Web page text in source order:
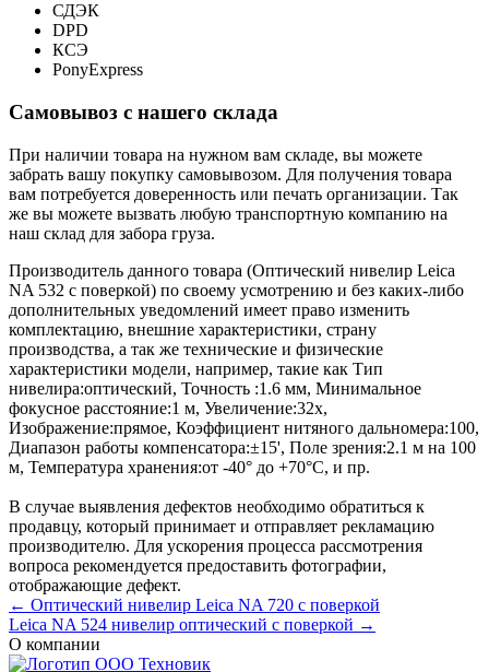
СДЭК
DPD
КСЭ
PonyExpress
Самовывоз с нашего склада
При наличии товара на нужном вам складе, вы можете
забрать вашу покупку самовывозом. Для получения товара
вам потребуется доверенность или печать организации. Так
же вы можете вызвать любую транспортную компанию на
наш склад для забора груза.
Производитель данного товара (Оптический нивелир Leica
NA 532 с поверкой) по своему усмотрению и без каких-либо
дополнительных уведомлений имеет право изменить
комплектацию, внешние характеристики, страну
производства, а так же технические и физические
характеристики модели, например, такие как Тип
нивелира:оптический, Точность :1.6 мм, Минимальное
фокусное расстояние:1 м, Увеличение:32x,
Изображение:прямое, Коэффициент нитяного дальномера:100,
Диапазон работы компенсатора:±15', Поле зрения:2.1 м на 100
м, Температура хранения:от -40° до +70°С, и пр.
В случае выявления дефектов необходимо обратиться к
продавцу, который принимает и отправляет рекламацию
производителю. Для ускорения процесса рассмотрения
вопроса рекомендуется предоставить фотографии,
отображающие дефект.
← Оптический нивелир Leica NA 720 с поверкой
Leica NA 524 нивелир оптический с поверкой →
О компании